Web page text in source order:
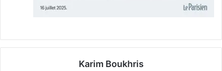
Karim Boukhris